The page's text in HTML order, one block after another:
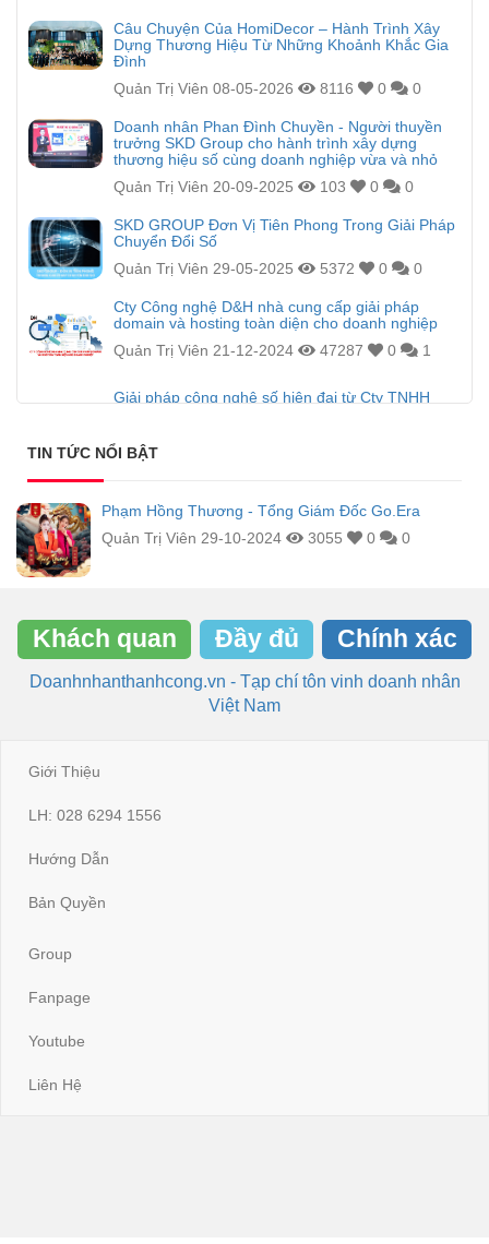
Câu Chuyện Của HomiDecor – Hành Trình Xây
Dựng Thương Hiệu Từ Những Khoảnh Khắc Gia
Đình
Quản Trị Viên 08-05-2026 8116 0 0
Doanh nhân Phan Đình Chuyền - Người thuyền
trưởng SKD Group cho hành trình xây dựng
thương hiệu số cùng doanh nghiệp vừa và nhỏ
Quản Trị Viên 20-09-2025 103 0 0
SKD GROUP Đơn Vị Tiên Phong Trong Giải Pháp
Chuyển Đổi Số
Quản Trị Viên 29-05-2025 5372 0 0
Cty Công nghệ D&H nhà cung cấp giải pháp
domain và hosting toàn diện cho doanh nghiệp
Quản Trị Viên 21-12-2024 47287 0 1
Giải pháp công nghệ số hiện đại từ Cty TNHH
Quản Trị Viên
TIN TỨC NỔI BẬT
Phạm Hồng Thương - Tổng Giám Đốc Go.Era
Quản Trị Viên 29-10-2024 3055 0 0
Khách quan Đầy đủ Chính xác
Doanhnhanthanhcong.vn - Tạp chí tôn vinh doanh nhân
Việt Nam
Giới Thiệu
LH: 028 6294 1556
Hướng Dẫn
Bản Quyền
Group
Fanpage
Youtube
Liên Hệ